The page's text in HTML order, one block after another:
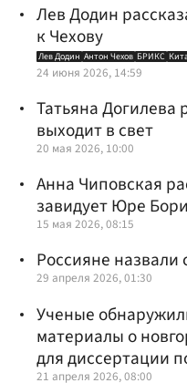
Лев Додин
к Чехову
Лев Додин Антон Чехов БРИКС
24 июня 2026, 14:59
Татьяна Догилева
выходит в свет
20 мая 2026, 10:00
Анна Чиповская
завидует Юре
15 мая 2026, 08:15
Россияне назвали
29 апреля 2026, 01:30
Ученые
материалы о
для диссертации
21 апреля 2026, 08:00